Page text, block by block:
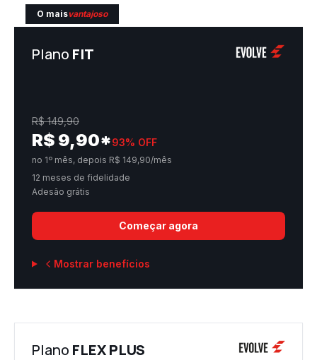
O maisvantajoso
Plano FIT
R$149,90
R$ 9,90*93% OFF
no 1º mês, depois R$ 149,90/mês
12 meses de fidelidade
Adesão grátis
Começar agora
Mostrar benefícios
Plano FLEX PLUS